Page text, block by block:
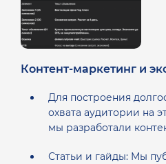
Контент-маркетинг и
Для построения
охвата аудитории на
мы разработали
Статьи и гайды: Мы